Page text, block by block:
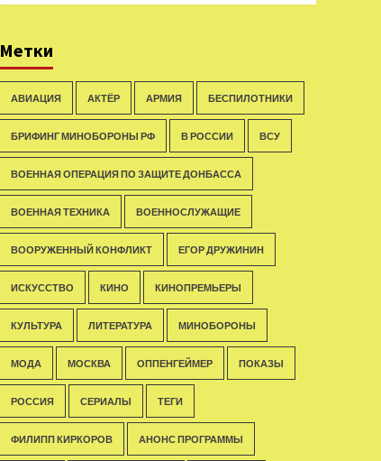
Метки
АВИАЦИЯ АКТЁР АРМИЯ БЕСПИЛОТНИКИ
БРИФИНГ МИНОБОРОНЫ РФ В РОССИИ ВСУ
ВОЕННАЯ ОПЕРАЦИЯ ПО ЗАЩИТЕ ДОНБАССА
ВОЕННАЯ ТЕХНИКА ВОЕННОСЛУЖАЩИЕ
ВООРУЖЕННЫЙ КОНФЛИКТ ЕГОР ДРУЖИНИН
ИСКУССТВО КИНО КИНОПРЕМЬЕРЫ
КУЛЬТУРА ЛИТЕРАТУРА МИНОБОРОНЫ
МОДА МОСКВА ОППЕНГЕЙМЕР ПОКАЗЫ
РОССИЯ СЕРИАЛЫ ТЕГИ
ФИЛИПП КИРКОРОВ АНОНС ПРОГРАММЫ